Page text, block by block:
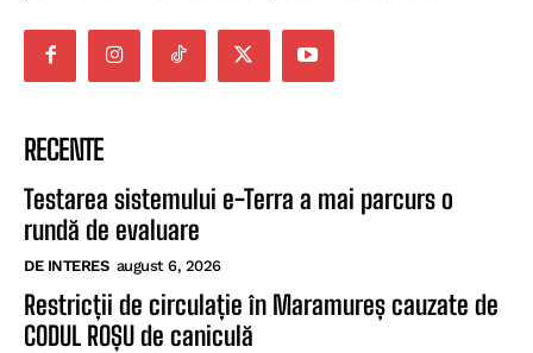
RECENTE
Testarea sistemului e-Terra a mai parcurs o
rundă de evaluare
DE INTERES august 6, 2026
Restricții de circulație în Maramureș cauzate de
CODUL ROȘU de caniculă